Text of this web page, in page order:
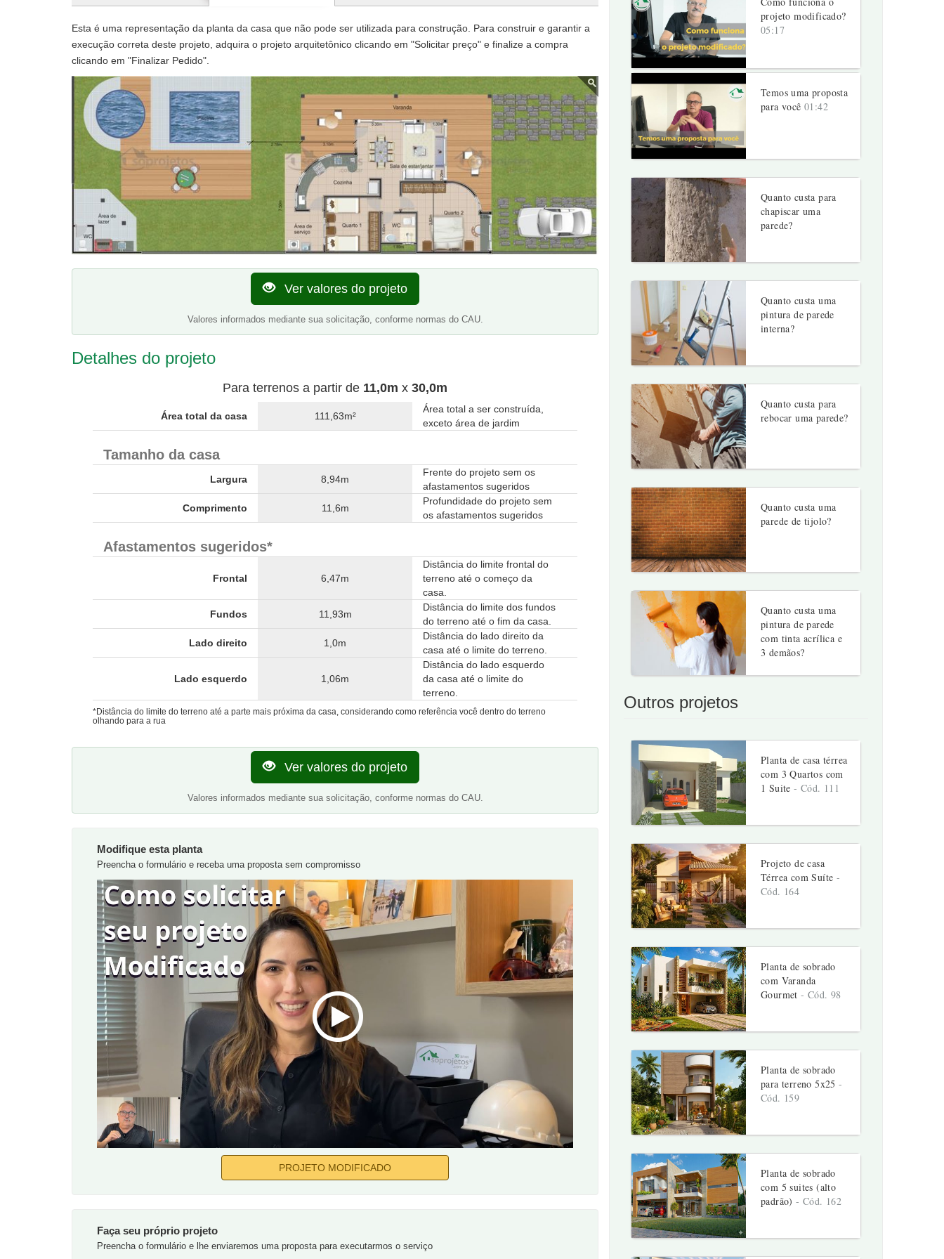
Esta é uma representação da planta da casa que não pode ser utilizada para construção. Para construir e garantir a
execução correta deste projeto, adquira o projeto arquitetônico clicando em "Solicitar preço" e finalize a compra
clicando em "Finalizar Pedido".
Ver valores do projeto
Valores informados mediante sua solicitação, conforme normas do CAU.
Detalhes do projeto
Para terrenos a partir de 11,0m x 30,0m
Área total da casa 111,63m²
Área total a ser construída,
exceto área de jardim
Tamanho da casa
Largura 8,94m
Frente do projeto sem os
afastamentos sugeridos
Comprimento
11,6m
Profundidade do projeto sem
os afastamentos sugeridos
Afastamentos sugeridos*
Frontal 6,47m
Distância do limite frontal do
terreno até o começo da
casa.
Fundos
11,93m
Distância do limite dos fundos
do terreno até o fim da casa.
Lado direito
1,0m
Distância do lado direito da
casa até o limite do terreno.
Lado esquerdo 1,06m
Distância do lado esquerdo
da casa até o limite do
terreno.
*Distância do limite do terreno até a parte mais próxima da casa, considerando como referência você dentro do terreno
olhando para a rua
Ver valores do projeto
Valores informados mediante sua solicitação, conforme normas do CAU.
Modifique esta planta
Preencha o formulário e receba uma proposta sem compromisso
PROJETO MODIFICADO
Faça seu próprio projeto
Preencha o formulário e lhe enviaremos uma proposta para executarmos o serviço
projeto modificado?
05:17
Temos uma proposta
para você01:42
Quanto custa para
chapiscar uma
parede?
Quanto custa uma
pintura de parede
interna?
Quanto custa para
rebocar uma parede?
Quanto custa uma
parede de tijolo?
Quanto custa uma
pintura de parede
com tinta acrílica e
3 demãos?
Outros projetos
Planta de casa térrea
com 3 Quartos com
1 Suite- Cód. 111
Projeto de casa
Térrea com Suíte -
Cód. 164
Planta de sobrado
com Varanda
Gourmet- Cód. 98
Planta de sobrado
para terreno 5x25-
Cód. 159
Planta de sobrado
com 5 suites (alto
padrão)- Cód. 162